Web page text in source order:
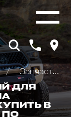
Запчасти и Аксессуары для лебедок
ДЛЯ
В
ПО